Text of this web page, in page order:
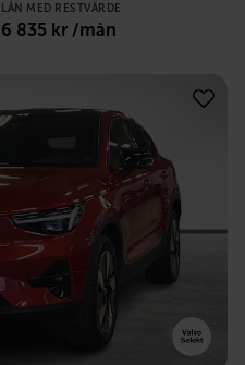
LÅN MED RESTVÄRDE
6 835 kr /mån